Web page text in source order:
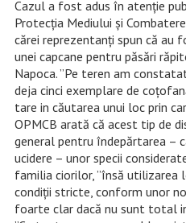
Cazul a fost adus în atenție
Protecția Mediului și
cărei reprezentanți spun că au
unei capcane pentru păsări
Napoca. ”Pe teren am
deja cinci exemplare de
tare in căutarea unui loc prin
OPMCB arată că acest tip de
general pentru îndepărtarea –
ucidere – unor specii
familia ciorilor, ”însă utilizarea
condiții stricte, conform unor
foarte clar dacă nu sunt total